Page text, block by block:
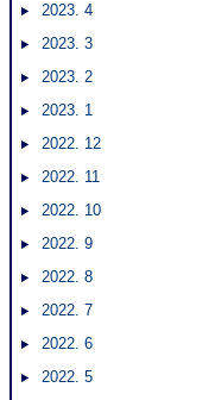
2023. 4
2023. 3
2023. 2
2023. 1
2022. 12
2022. 11
2022. 10
2022. 9
2022. 8
2022. 7
2022. 6
2022. 5